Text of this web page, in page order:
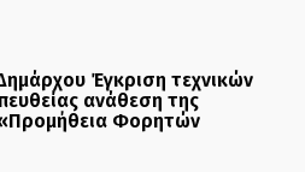
Έγκριση τεχνικών
ανάθεση της
«Προμήθεια Φορητών